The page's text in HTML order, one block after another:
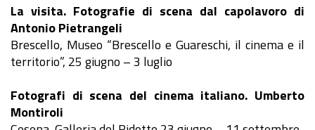
La visita. Fotografie di scena dal capolavoro di
Antonio Pietrangeli
Brescello, Museo “Brescello e Guareschi, il cinema e il
territorio”, 25 giugno – 3 luglio
Fotografi di scena del cinema italiano. Umberto
Montiroli